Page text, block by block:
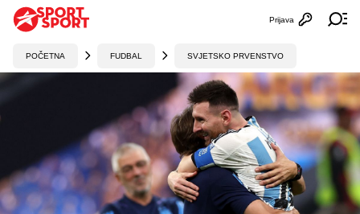
Otvori
Prijava
POČETNA FUDBAL SVJETSKO PRVENSTVO